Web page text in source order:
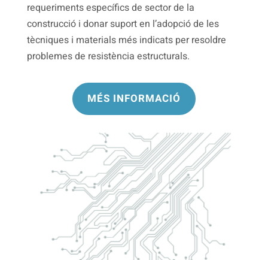
requeriments específics de sector de la
construcció i donar suport en l’adopció de les
tècniques i materials més indicats per resoldre
problemes de resistència estructurals.
MÉS INFORMACIÓ